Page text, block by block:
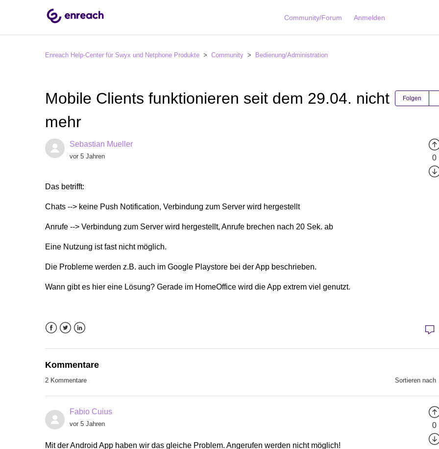
Community/Forum Anmelden
Enreach Help-Center für Swyx und Netphone Produkte Community Bedienung/Administration
Mobile Clients funktionieren seit dem 29.04. nicht
mehr
Folgen
Sebastian Mueller
vor 5 Jahren
Das betrifft:
Chats --> keine Push Notification, Verbindung zum Server wird hergestellt
Anrufe --> Verbindung zum Server wird hergestellt, Anrufe brechen nach 20 Sek. ab
Eine Nutzung ist fast nicht möglich.
Die Probleme werden z.B. auch im Google Playstore bei der App beschrieben.
Wann gibt es hier eine Lösung? Gerade im HomeOffice wird die App extrem viel genutzt.
0
Kommentare
2 Kommentare Sortieren nach
Fabio Cuius
vor 5 Jahren
Mit der Android App haben wir das gleiche Problem. Angerufen werden nicht möglich!
0